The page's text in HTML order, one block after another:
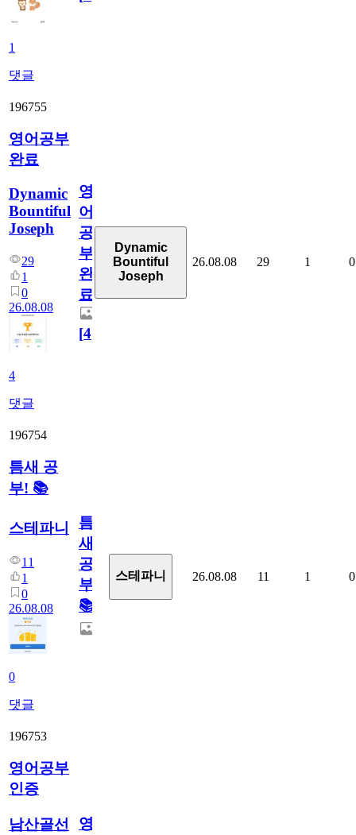
1
댓글
196755
영어공부
완료
Dynamic
Bountiful
Joseph
29
1
0
26.08.08
4
댓글
영
어
공
부
완
료
[4]
Dynamic
Bountiful
Joseph
26.08.08 29 1 0
196754
틈새 공
부! 📚
스테파니
11
1
0
26.08.08
0
댓글
틈
새
공
부!
📚
스테파니 26.08.08 11 1 0
196753
영어공부
인증
남산골선
영